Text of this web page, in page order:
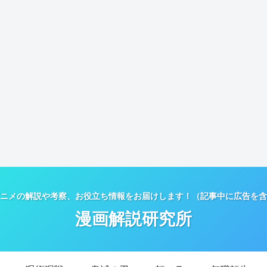
メの解説や考察、お役立ち情報をお届けします！（記事中に広告を
漫画解説研究所